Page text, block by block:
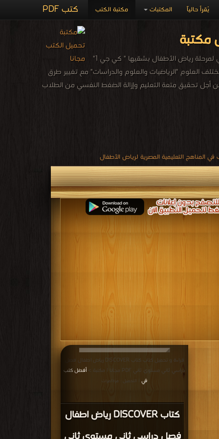
كتب PDF مكتبة الكتب المكتبات يُقرأ حالياً
مكتبة
يوجد فى هذا القسم المناهج المدرسية الجديدة التي أعدتها وزارة التربية والتعليم والتعليم الفني لمرحلة رياض الأطفال بشقيها " كي جي 1"
مختلف العلوم "الرياضيات والعلوم والدراسات" مع تغيير طرق
تحقيق متعة التعليم وإزالة الضغط النفسي من الطلاب
المناهج التعليمية المصرية لرياض الأطفال
كتاب DISCOVER رياض اطفال
قراءة و تحميل كتاب كتاب DISCOVER رياض اطفال فصل
دراسي ثاني مستوي ثاني PDF مجانا | مكتبة >
أفضل كتب
في
| التحميل : مرة/مرات